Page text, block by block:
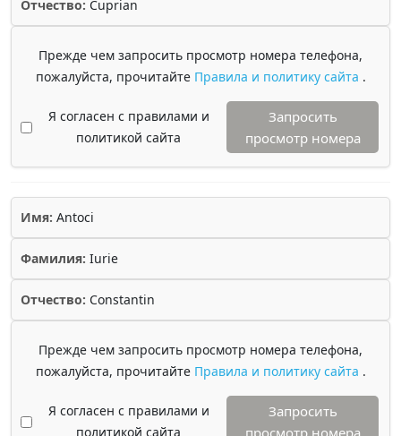
Отчество: Cuprian
Прежде чем запросить просмотр номера телефона,
пожалуйста, прочитайте Правила и политику сайта .
Я согласен с правилами и
политикой сайта
Запросить
просмотр номера
Имя: Antoci
Фамилия: Iurie
Отчество: Constantin
Прежде чем запросить просмотр номера телефона,
пожалуйста, прочитайте Правила и политику сайта .
Я согласен с правилами и
политикой сайта
Запросить
просмотр номера